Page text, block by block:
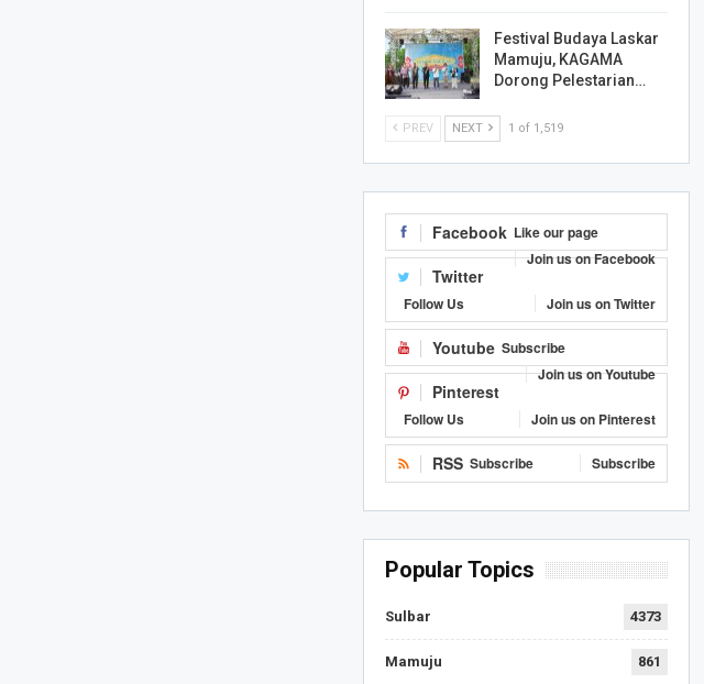
Festival Budaya Laskar
Mamuju, KAGAMA
Dorong Pelestarian…
PREV NEXT 1 of 1,519
Facebook Like our page
Join us on Facebook
Twitter
Follow Us Join us on Twitter
Youtube Subscribe
Join us on Youtube
Pinterest
Follow Us Join us on Pinterest
RSS Subscribe Subscribe
Popular Topics
Sulbar 4373
Mamuju 861